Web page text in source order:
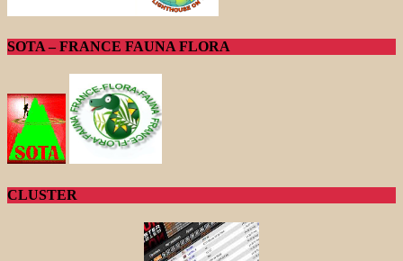
SOTA – FRANCE FAUNA FLORA
CLUSTER